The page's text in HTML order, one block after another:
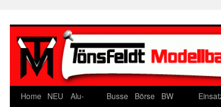
Home NEU
Alu-
Busse Börse
BW